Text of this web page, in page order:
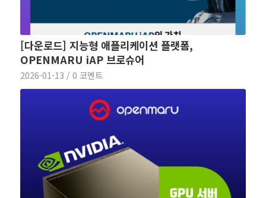
[다운로드] 지능형 애플리케이션 플랫폼,
OPENMARU iAP 브로슈어
2026-01-13 / 0 코멘트